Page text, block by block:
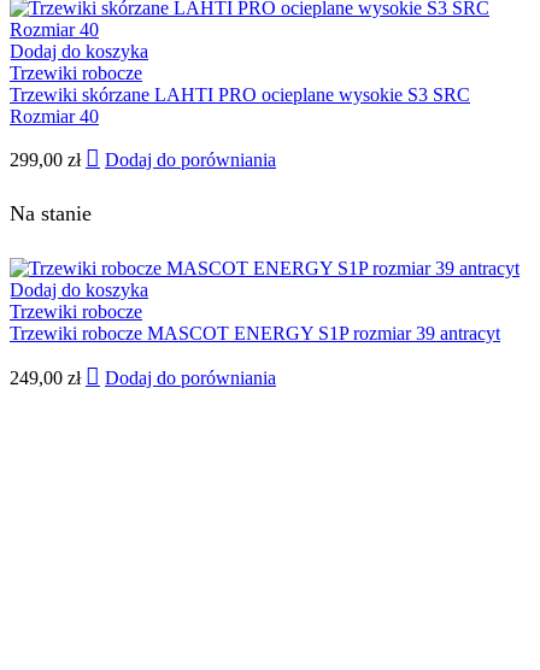
Dodaj do koszyka
Trzewiki robocze
Trzewiki skórzane LAHTI PRO ocieplane wysokie S3 SRC
Rozmiar 40
299,00 zł Dodaj do porówniania
Na stanie
Dodaj do koszyka
Trzewiki robocze
Trzewiki robocze MASCOT ENERGY S1P rozmiar 39 antracyt
249,00 zł Dodaj do porówniania